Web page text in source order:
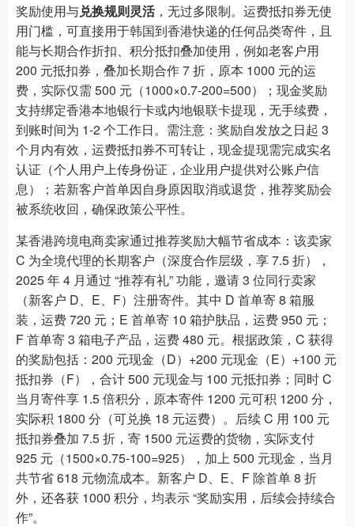
奖励使用与兑换规则灵活，无过多限制。运费抵扣券无使
用门槛，可直接用于韩国到香港快递的任何品类寄件，且
能与长期合作折扣、积分抵扣叠加使用，例如老客户用
200 元抵扣券，叠加长期合作 7 折，原本 1000 元的运
费，实际仅需 500 元（1000×0.7-200=500）；现金奖励
支持绑定香港本地银行卡或内地银联卡提现，无手续费，
到账时间为 1-2 个工作日。需注意：奖励自发放之日起 3
个月内有效，运费抵扣券不可转让，现金提现需完成实名
认证（个人用户上传身份证，企业用户提供对公账户信
息）；若新客户首单因自身原因取消或退货，推荐奖励会
被系统收回，确保政策公平性。
某香港跨境电商卖家通过推荐奖励大幅节省成本：该卖家
C 为全境代理的长期客户（深度合作层级，享 7.5 折），
2025 年 4 月通过 “推荐有礼” 功能，邀请 3 位同行卖家
（新客户 D、E、F）注册寄件。其中 D 首单寄 8 箱服
装，运费 720 元；E 首单寄 10 箱护肤品，运费 950 元；
F 首单寄 3 箱电子产品，运费 480 元。根据政策，C 获得
的奖励包括：200 元现金（D）+200 元现金（E）+100 元
抵扣券（F），合计 500 元现金与 100 元抵扣券；同时 C
当月寄件享 1.5 倍积分，原本寄件 1200 元可积 1200 分，
实际积 1800 分（可兑换 18 元运费）。后续 C 用 100 元
抵扣券叠加 7.5 折，寄 1500 元运费的货物，实际支付
925 元（1500×0.75-100=925），加上 500 元现金，当月
共节省 618 元物流成本。新客户 D、E、F 除首单 8 折
外，还各获 1000 积分，均表示 “奖励实用，后续会持续合
作”。